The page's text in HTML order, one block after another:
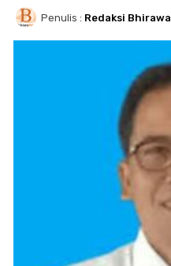
Penulis : Redaksi Bhirawa